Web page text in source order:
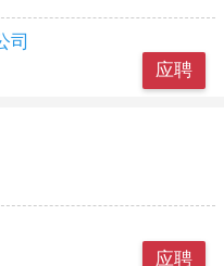
应聘
司
应聘